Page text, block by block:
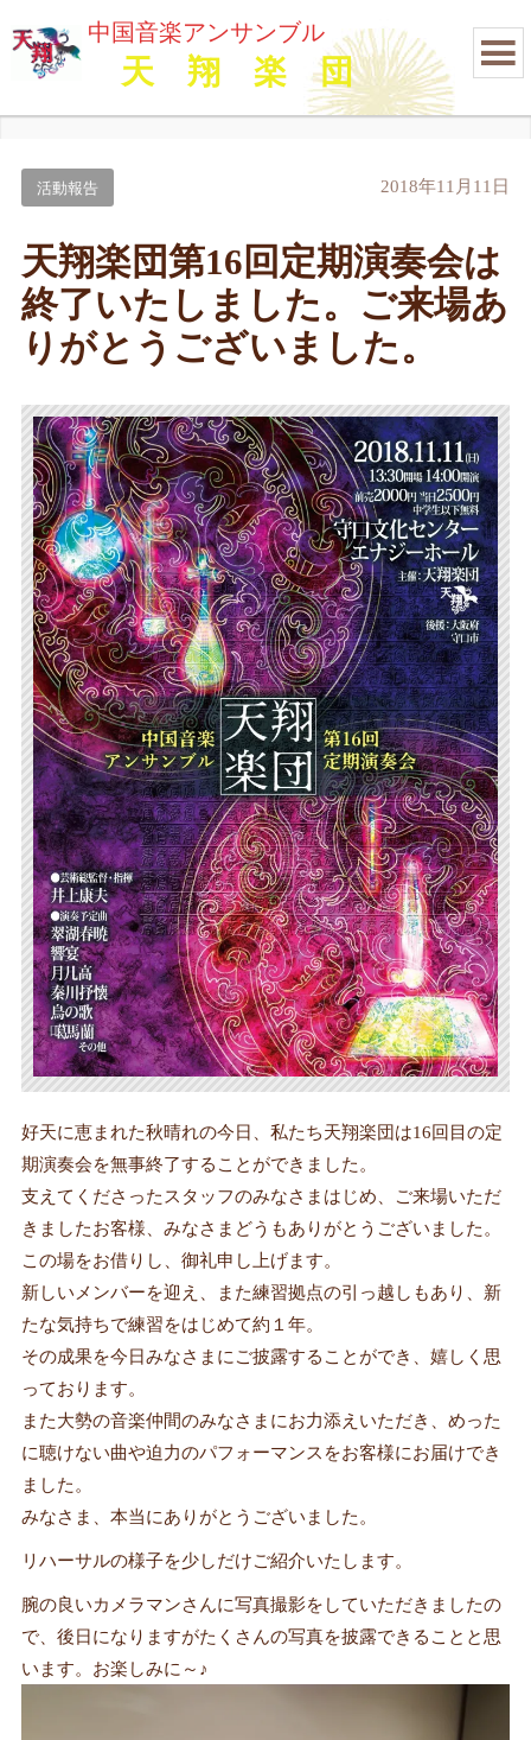
中国音楽アンサンブル
天 翔 楽 団
活動報告 2018年11月11日
天翔楽団第16回定期演奏会は
終了いたしました。ご来場あ
りがとうございました。
好天に恵まれた秋晴れの今日、私たち天翔楽団は16回目の定
期演奏会を無事終了することができました。
支えてくださったスタッフのみなさまはじめ、ご来場いただ
きましたお客様、みなさまどうもありがとうございました。
この場をお借りし、御礼申し上げます。
新しいメンバーを迎え、また練習拠点の引っ越しもあり、新
たな気持ちで練習をはじめて約１年。
その成果を今日みなさまにご披露することができ、嬉しく思
っております。
また大勢の音楽仲間のみなさまにお力添えいただき、めった
に聴けない曲や迫力のパフォーマンスをお客様にお届けでき
ました。
みなさま、本当にありがとうございました。
リハーサルの様子を少しだけご紹介いたします。
腕の良いカメラマンさんに写真撮影をしていただきましたの
で、後日になりますがたくさんの写真を披露できることと思
います。お楽しみに～♪